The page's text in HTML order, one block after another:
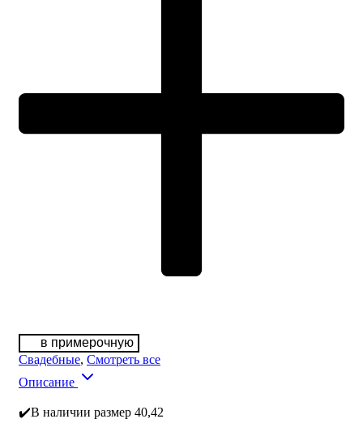
в примерочную
Свадебные, Смотреть все
Описание
✔️В наличии размер 40,42